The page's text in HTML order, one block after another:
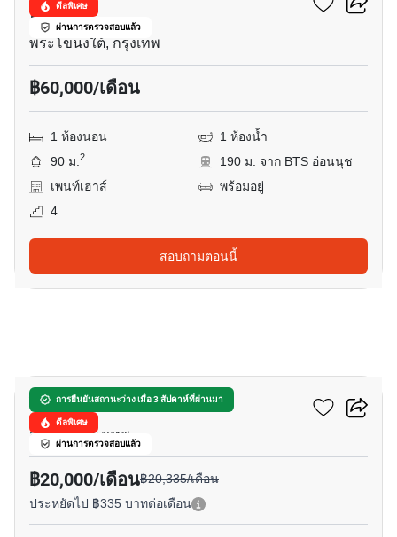
ดีลพิเศษ
ผ่านการตรวจสอบแล้ว
อ่อนนุช
พระโขนงใต้, กรุงเทพ
฿60,000/เดือน
1 ห้องนอน
1 ห้องน้ำ
90 ม.2
190 ม. จาก BTS อ่อนนุช
เพนท์เฮาส์
พร้อมอยู่
4
สอบถามตอนนี้
การยืนยันสถานะว่าง เมื่อ 3 สัปดาห์ที่ผ่านมา
ดีลพิเศษ
ผ่านการตรวจสอบแล้ว
ริทึ่ม สุขุมวิท 44/1
สุขุมวิท, กรุงเทพ
฿20,000/เดือน฿20,335/เดือน
ประหยัดไป ฿335 บาทต่อเดือน